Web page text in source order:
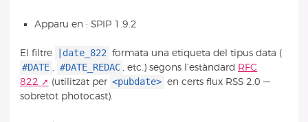
Apparu en : SPIP 1.9.2
El filtre |date_822 formata una etiqueta del tipus data (
#DATE , #DATE_REDAC , etc.) segons l’estàndard RFC
822
(utilitzat per <pubdate> en certs flux RSS 2.0 —
sobretot photocast).